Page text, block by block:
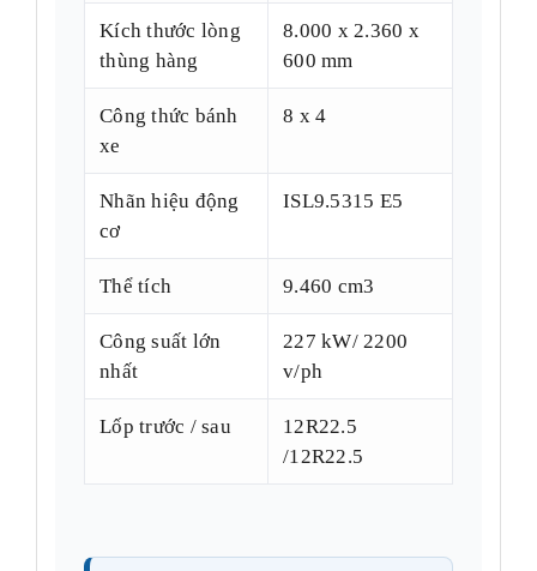
Kích thước lòng
thùng hàng
8.000 x 2.360 x
600 mm
Công thức bánh
xe
8 x 4
Nhãn hiệu động
cơ
ISL9.5315 E5
Thể tích 9.460 cm3
Công suất lớn
nhất
227 kW/ 2200
v/ph
Lốp trước / sau
12R22.5
/12R22.5